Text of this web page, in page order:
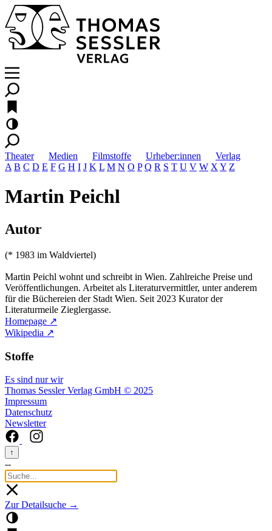
Theater Medien Filmstoffe Urheber:innen
Verlag
A B C D E F G H I J K L M N O P Q R S T U V W X Y Z
Martin Peichl
Autor
(* 1983 im Waldviertel)
Martin Peichl wohnt und schreibt in Wien. Zahlreiche Preise und
Veröffentlichungen. Arbeitet als Literaturvermittler, unter anderem
für die Büchereien der Stadt Wien. Seit 2023 Kurator der
Literaturmeile Zieglergasse.
Homepage ↗
Wikipedia ↗
Stoffe
Es sind nur wir
Thomas Sessler Verlag GmbH © 2025
Impressum
Datenschutz
Newsletter
↑
--
Zur Detailsuche →